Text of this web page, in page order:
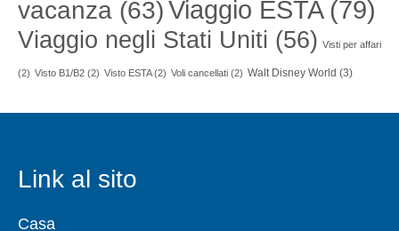
vacanza (63)Viaggio ESTA(79)
Viaggio negli Stati Uniti (56) Visti per affari
(2) Visto B1/B2 (2) Visto ESTA(2) Voli cancellati (2) Walt Disney World (3)
Link al sito
Casa